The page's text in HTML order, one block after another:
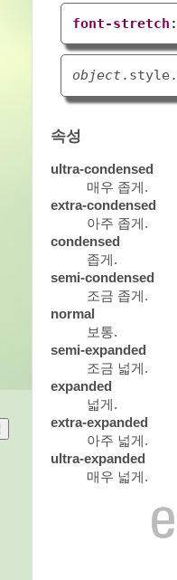
font-stretch :
object
속성
ultra-condensed
매우 좁게.
extra-condensed
아주 좁게.
condensed
좁게.
semi-condensed
조금 좁게.
normal
보통.
semi-expanded
조금 넓게.
expanded
넓게.
extra-expanded
아주 넓게.
ultra-expanded
매우 넓게.